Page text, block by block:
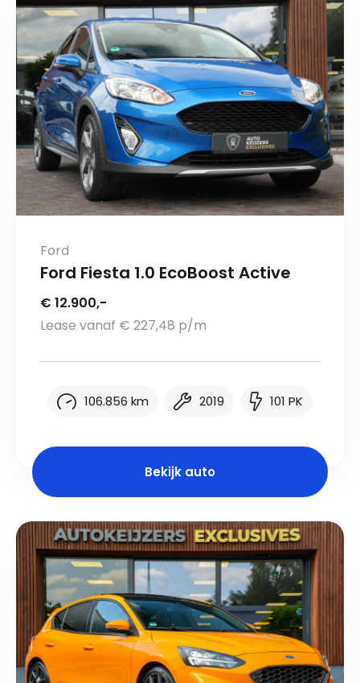
Ford
Ford Fiesta 1.0 EcoBoost Active
€ 12.900,-
Lease vanaf € 227,48 p/m
106.856 km 2019 101 PK
Bekijk auto